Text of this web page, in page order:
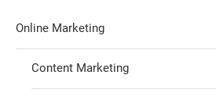
Online Marketing
Content Marketing